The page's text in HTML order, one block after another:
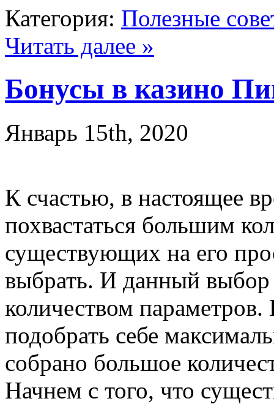
Категория: Полезные
Читать далее »
Бонусы в казино
Январь 15th, 2020
К счастью, в настоящее
похвастаться большим
существующих на его
выбрать. И данный
количеством
подобрать себе
собрано большое
Начнем с того, что